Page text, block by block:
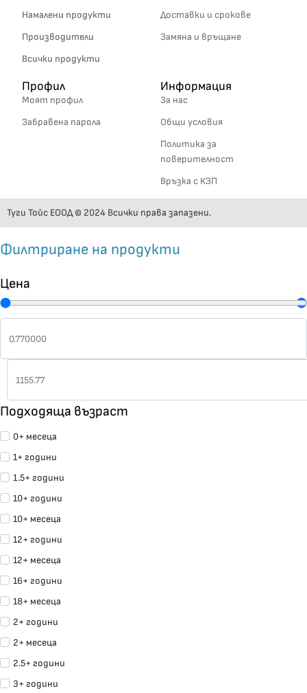
Намалени продукти
Производители
Всички продукти
Доставки и срокове
Замяна и връщане
Профил
Моят профил
Забравена парола
Информация
За нас
Общи условия
Политика за
поверителност
Връзка с КЗП
Туги Тойс ЕООД © 2024 Всички права запазени.
Филтриране на продукти
Цена
Подходяща възраст
0+ месеца
1+ години
1.5+ години
10+ години
10+ месеца
12+ години
12+ месеца
16+ години
18+ месеца
2+ години
2+ месеца
2.5+ години
3+ години